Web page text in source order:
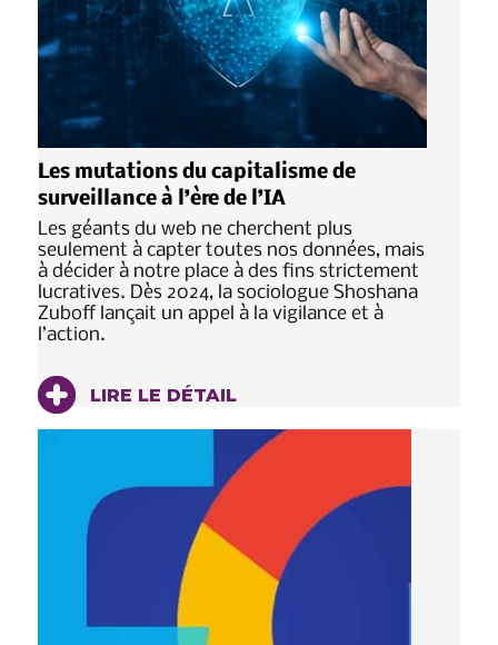
Les mutations du capitalisme de
surveillance à l’ère de l’IA
Les géants du web ne cherchent plus
seulement à capter toutes nos données, mais
à décider à notre place à des fins strictement
lucratives. Dès 2024, la sociologue Shoshana
Zuboff lançait un appel à la vigilance et à
l’action.
LIRE LE DÉTAIL